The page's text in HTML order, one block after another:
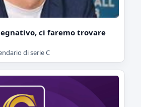
ci faremo trovare
di serie C